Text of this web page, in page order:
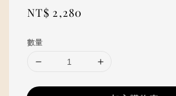
Regular
NT$ 2,280
數量